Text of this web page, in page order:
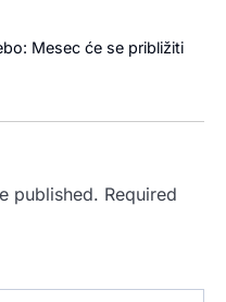
Mesec će se približiti
published. Required